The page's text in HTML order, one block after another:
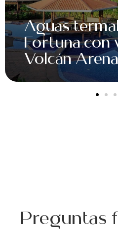
Disfrutar de
degustación
chocolate
Preguntas